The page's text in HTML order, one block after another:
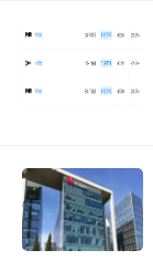
产网